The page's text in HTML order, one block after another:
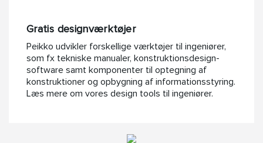
Gratis designværktøjer
Peikko udvikler forskellige værktøjer til ingeniører,
som fx tekniske manualer, konstruktionsdesign-
software samt komponenter til optegning af
konstruktioner og opbygning af informationsstyring.
Læs mere om vores design tools til ingeniører.